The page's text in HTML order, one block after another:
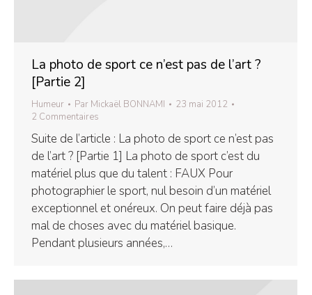
La photo de sport ce n’est pas de l’art ?
[Partie 2]
Humeur Par Mickaël BONNAMI
23 mai 2012
2 Commentaires
Suite de l’article : La photo de sport ce n’est pas
de l’art ? [Partie 1] La photo de sport c’est du
matériel plus que du talent : FAUX Pour
photographier le sport, nul besoin d’un matériel
exceptionnel et onéreux. On peut faire déjà pas
mal de choses avec du matériel basique.
Pendant plusieurs années,…